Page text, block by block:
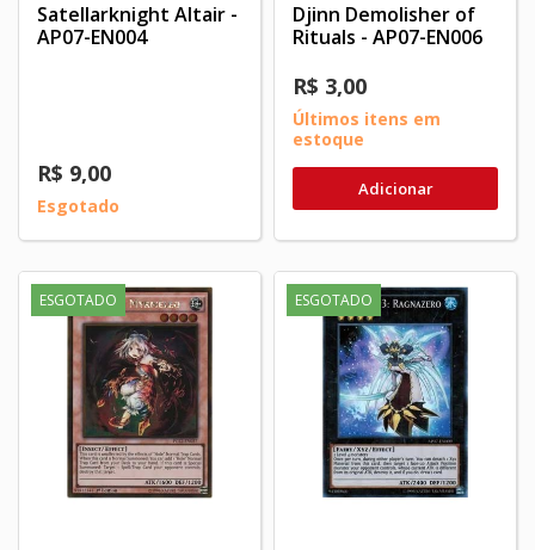
Satellarknight Altair -
AP07-EN004
R$ 9,00
Esgotado
Djinn Demolisher of
Rituals - AP07-EN006
R$ 3,00
Últimos itens em
estoque
Adicionar
ESGOTADO ESGOTADO